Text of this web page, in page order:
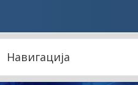
Навигација